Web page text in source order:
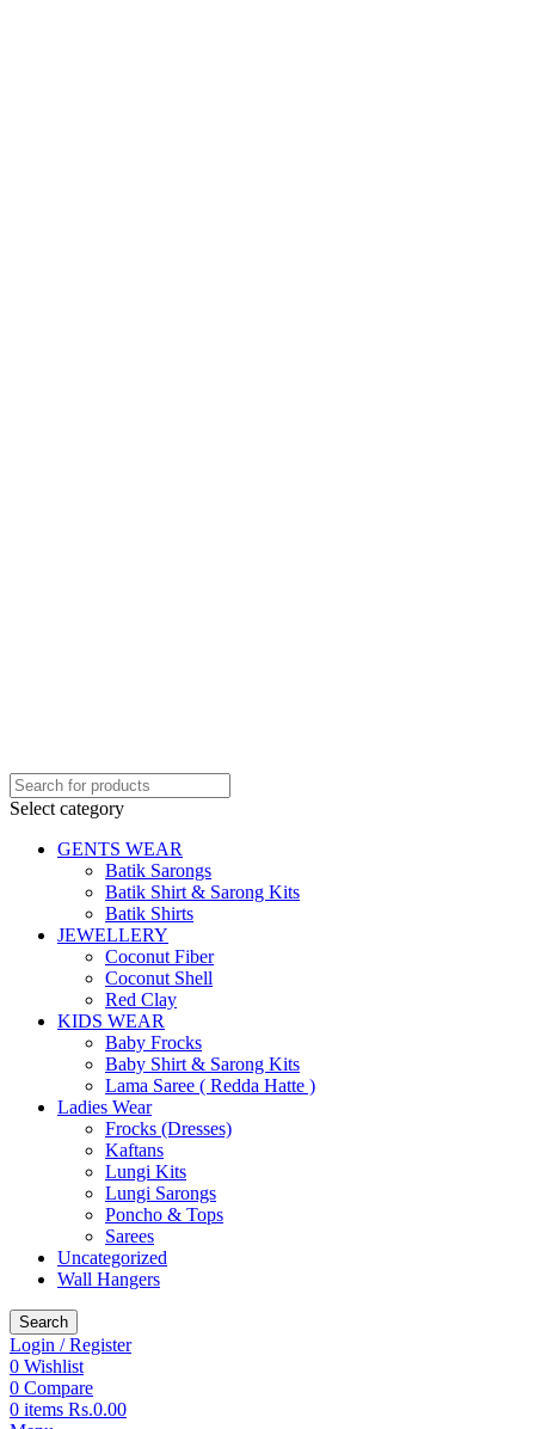
Select category
GENTS WEAR
Batik Sarongs
Batik Shirt & Sarong Kits
Batik Shirts
JEWELLERY
Coconut Fiber
Coconut Shell
Red Clay
KIDS WEAR
Baby Frocks
Baby Shirt & Sarong Kits
Lama Saree ( Redda Hatte )
Ladies Wear
Frocks (Dresses)
Kaftans
Lungi Kits
Lungi Sarongs
Poncho & Tops
Sarees
Uncategorized
Wall Hangers
Search
Login / Register
0 Wishlist
0 Compare
0 items Rs.0.00